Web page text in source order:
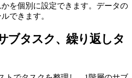
を個別に設定できます。データの
できます。
ブタスク、繰り返しタ